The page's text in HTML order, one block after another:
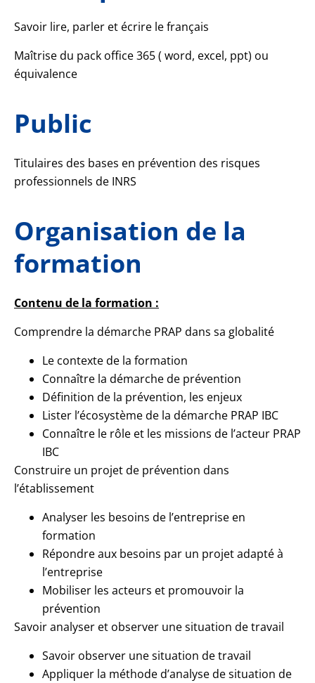
Savoir lire, parler et écrire le français
Maîtrise du pack office 365 ( word, excel, ppt) ou
équivalence
Public
Titulaires des bases en prévention des risques
professionnels de INRS
Organisation de la
formation
Contenu de la formation :
Comprendre la démarche PRAP dans sa globalité
Le contexte de la formation
Connaître la démarche de prévention
Définition de la prévention, les enjeux
Lister l’écosystème de la démarche PRAP IBC
Connaître le rôle et les missions de l’acteur PRAP
IBC
Construire un projet de prévention dans
l’établissement
Analyser les besoins de l’entreprise en
formation
Répondre aux besoins par un projet adapté à
l’entreprise
Mobiliser les acteurs et promouvoir la
prévention
Savoir analyser et observer une situation de travail
Savoir observer une situation de travail
Appliquer la méthode d’analyse de situation de